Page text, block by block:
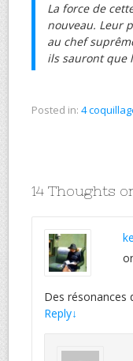
La force de
nouveau. Leur
au chef
ils sauront que
Posted in: 4
14 Thoughts
Des résonances
Reply↓